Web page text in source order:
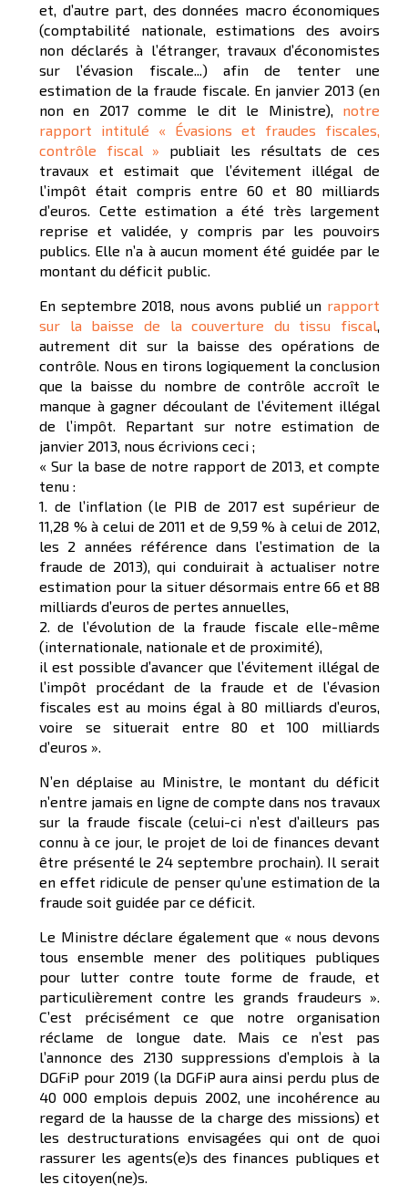
et, d’autre part, des données macro économiques
(comptabilité nationale, estimations des avoirs
non déclarés à l’étranger, travaux d’économistes
sur l’évasion fiscale...) afin de tenter une
estimation de la fraude fiscale. En janvier 2013 (en
non en 2017 comme le dit le Ministre), notre
rapport intitulé « Évasions et fraudes fiscales,
contrôle fiscal » publiait les résultats de ces
travaux et estimait que l’évitement illégal de
l’impôt était compris entre 60 et 80 milliards
d’euros. Cette estimation a été très largement
reprise et validée, y compris par les pouvoirs
publics. Elle n’a à aucun moment été guidée par le
montant du déficit public.
En septembre 2018, nous avons publié un rapport
sur la baisse de la couverture du tissu fiscal,
autrement dit sur la baisse des opérations de
contrôle. Nous en tirons logiquement la conclusion
que la baisse du nombre de contrôle accroît le
manque à gagner découlant de l’évitement illégal
de l’impôt. Repartant sur notre estimation de
janvier 2013, nous écrivions ceci ;
« Sur la base de notre rapport de 2013, et compte
tenu :
1. de l’inflation (le PIB de 2017 est supérieur de
11,28 % à celui de 2011 et de 9,59 % à celui de 2012,
les 2 années référence dans l’estimation de la
fraude de 2013), qui conduirait à actualiser notre
estimation pour la situer désormais entre 66 et 88
milliards d’euros de pertes annuelles,
2. de l’évolution de la fraude fiscale elle-même
(internationale, nationale et de proximité),
il est possible d’avancer que l’évitement illégal de
l’impôt procédant de la fraude et de l’évasion
fiscales est au moins égal à 80 milliards d’euros,
voire se situerait entre 80 et 100 milliards
d’euros ».
N’en déplaise au Ministre, le montant du déficit
n’entre jamais en ligne de compte dans nos travaux
sur la fraude fiscale (celui-ci n’est d’ailleurs pas
connu à ce jour, le projet de loi de finances devant
être présenté le 24 septembre prochain). Il serait
en effet ridicule de penser qu’une estimation de la
fraude soit guidée par ce déficit.
Le Ministre déclare également que « nous devons
tous ensemble mener des politiques publiques
pour lutter contre toute forme de fraude, et
particulièrement contre les grands fraudeurs ».
C’est précisément ce que notre organisation
réclame de longue date. Mais ce n’est pas
l’annonce des 2130 suppressions d’emplois à la
DGFiP pour 2019 (la DGFiP aura ainsi perdu plus de
40 000 emplois depuis 2002, une incohérence au
regard de la hausse de la charge des missions) et
les destructurations envisagées qui ont de quoi
rassurer les agents(e)s des finances publiques et
les citoyen(ne)s.